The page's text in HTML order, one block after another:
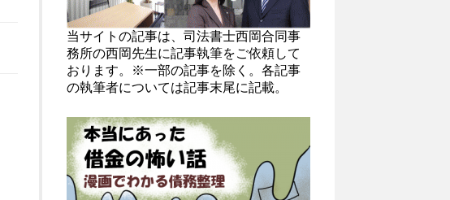
当サイトの記事は、司法書士西岡合同事
務所の西岡先生に記事執筆をご依頼して
おります。※一部の記事を除く。各記事
の執筆者については記事末尾に記載。